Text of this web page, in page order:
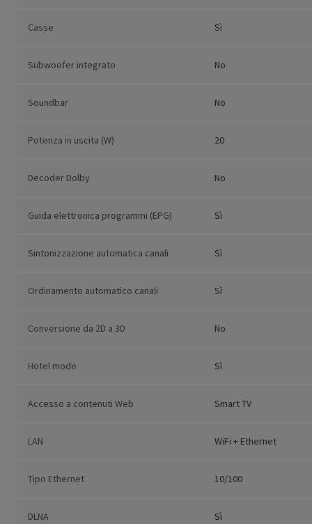
Casse Sì
Subwoofer integrato No
Soundbar No
Potenza in uscita (W) 20
Decoder Dolby No
Guida elettronica programmi (EPG) Sì
Sintonizzazione automatica canali Sì
Ordinamento automatico canali Sì
Conversione da 2D a 3D No
Hotel mode Sì
Accesso a contenuti Web Smart TV
LAN WiFi + Ethernet
Tipo Ethernet 10/100
DLNA Sì